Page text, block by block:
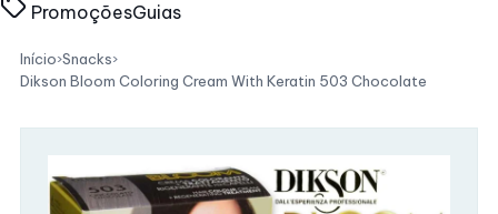
PromoçõesGuias
Início›Snacks›
Dikson Bloom Coloring Cream With Keratin 503 Chocolate